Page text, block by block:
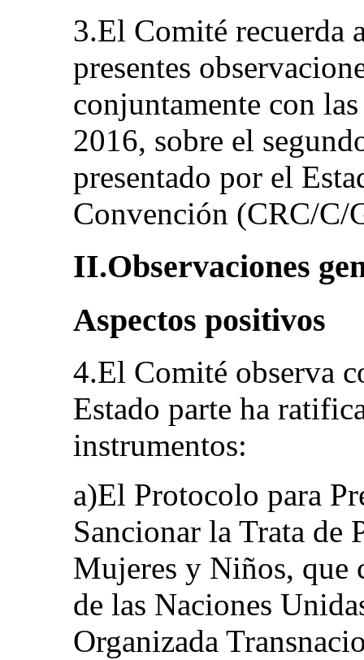
3.El Comité recuerda
presentes
conjuntamente con
2016, sobre el
presentado por el
Convención (CRC/C/
II.Observaciones
Aspectos positivos
4.El Comité observa
Estado parte ha
instrumentos:
a)El Protocolo para
Sancionar la Trata de
Mujeres y Niños, que
de las Naciones
Organizada